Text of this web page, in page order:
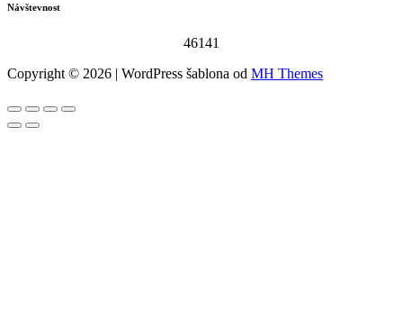
Návštevnost
46141
Copyright © 2026 | WordPress šablona od MH Themes